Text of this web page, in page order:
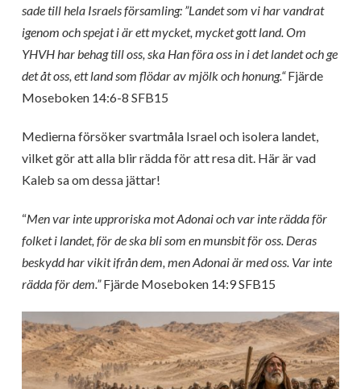
sade till hela Israels församling: ”Landet som vi har vandrat
igenom och spejat i är ett mycket, mycket gott land. Om
YHVH har behag till oss, ska Han föra oss in i det landet och ge
det åt oss, ett land som flödar av mjölk och honung.“Fjärde
Moseboken 14:6-8 SFB15
Medierna försöker svartmåla Israel och isolera landet,
vilket gör att alla blir rädda för att resa dit. Här är vad
Kaleb sa om dessa jättar!
“Men var inte upproriska mot Adonai och var inte rädda för
folket i landet, för de ska bli som en munsbit för oss. Deras
beskydd har vikit ifrån dem, men Adonai är med oss. Var inte
rädda för dem.”Fjärde Moseboken 14:9 SFB15